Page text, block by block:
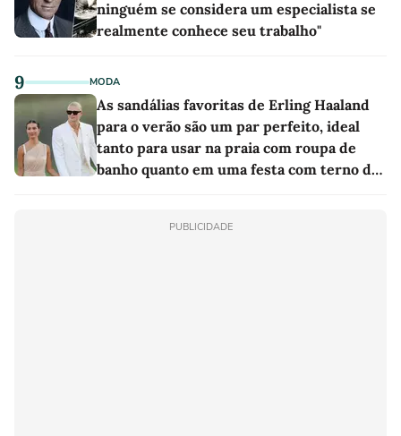
ninguém se considera um especialista se
realmente conhece seu trabalho"
9 MODA
As sandálias favoritas de Erling Haaland
para o verão são um par perfeito, ideal
tanto para usar na praia com roupa de
banho quanto em uma festa com terno de
PUBLICIDADE